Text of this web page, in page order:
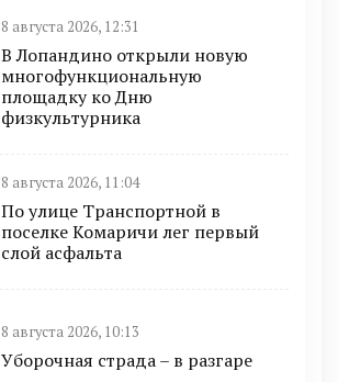
8 августа 2026, 12:31
В Лопандино открыли новую
многофункциональную
площадку ко Дню
физкультурника
8 августа 2026, 11:04
По улице Транспортной в
поселке Комаричи лег первый
слой асфальта
8 августа 2026, 10:13
Уборочная страда – в разгаре